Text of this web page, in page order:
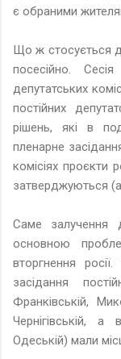
є обраними
Що ж стосується
посесійно.
депутатських
постійних
рішень, які в
пленарне
комісіях проєкти
затверджуються
Саме залучення
основною
вторгнення
засідання
Франківській,
Чернігівській,
Одеській) мали